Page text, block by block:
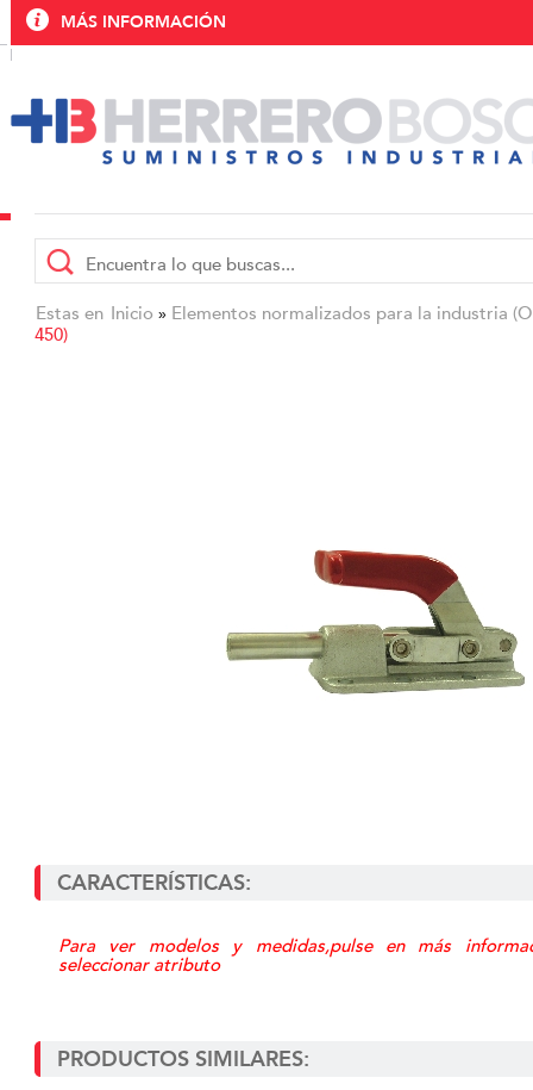
MÁS INFORMACIÓN
Estas en Inicio » Elementos normalizados para la industria
450)
CARACTERÍSTICAS:
Para ver modelos y medidas,pulse en más
seleccionar atributo
PRODUCTOS SIMILARES: